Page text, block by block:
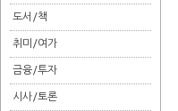
도서/책
취미/여가
금융/투자
시사/토론